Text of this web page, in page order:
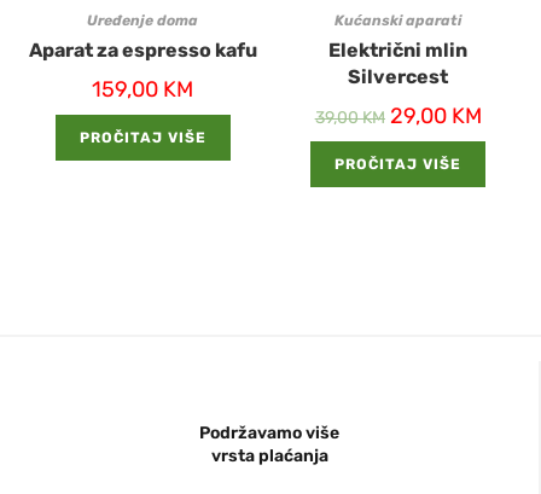
Uređenje doma
Aparat za espresso kafu
159,00 KM
PROČITAJ VIŠE
Kućanski aparati
Električni mlin
Silvercest
39,00KM 29,00 KM
PROČITAJ VIŠE
Podržavamo više
vrsta plaćanja